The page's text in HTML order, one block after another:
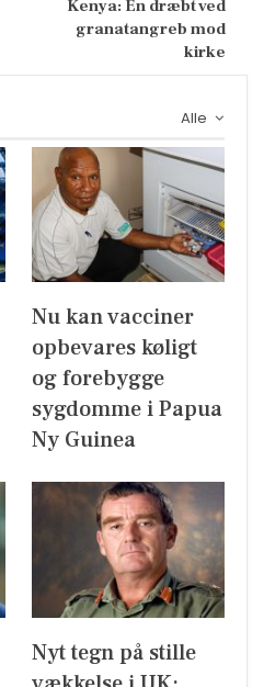
Kenya: Én dræbt ved
granatangreb mod
kirke
Alle
Nu kan vacciner
opbevares køligt
og forebygge
sygdomme i Papua
Ny Guinea
Nyt tegn på stille